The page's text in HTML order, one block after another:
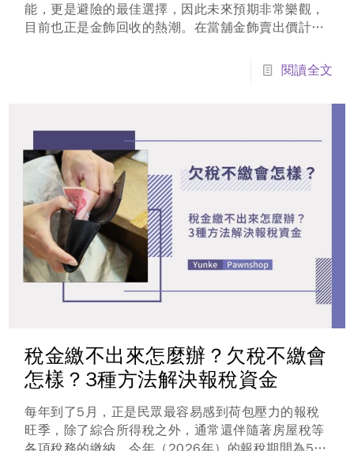
能，更是避險的最佳選擇，因此未來預期非常樂觀，
目前也正是金飾回收的熱潮。在當舖金飾賣出價計算
2025年8月13日一錢牌價價格約為11,640元，總重
有一兩，十錢為一兩，一兩重的黃金價格為116,400
閱讀全文
稅金繳不出來怎麼辦？欠稅不繳會
怎樣？3種方法解決報稅資金
每年到了5月，正是民眾最容易感到荷包壓力的報稅
旺季，除了綜合所得稅之外，通常還伴隨著房屋稅等